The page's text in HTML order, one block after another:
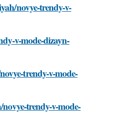
novye-trendy-v-
v-mode-dizayn-
trendy-v-mode-
trendy-v-mode-